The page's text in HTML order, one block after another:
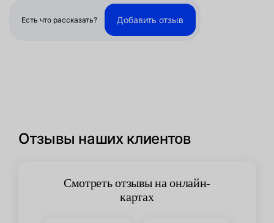
Есть что рассказать? Добавить отзыв
Отзывы наших клиентов
Смотреть отзывы на онлайн-
картах